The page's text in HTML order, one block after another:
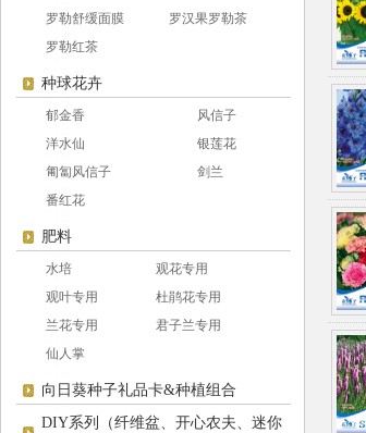
罗勒舒缓面膜
罗汉果罗勒茶
罗勒红茶
种球花卉
郁金香
风信子
洋水仙
银莲花
匍匐风信子
剑兰
番红花
肥料
水培
观花专用
观叶专用
杜鹃花专用
兰花专用
君子兰专用
仙人掌
向日葵种子礼品卡&种植组合
DIY系列（纤维盆、开心农夫、迷你